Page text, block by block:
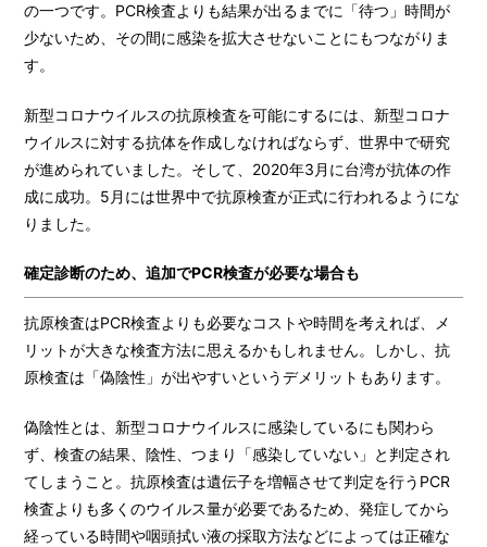
の一つです。PCR検査よりも結果が出るまでに「待つ」時間が
少ないため、その間に感染を拡大させないことにもつながりま
す。
新型コロナウイルスの抗原検査を可能にするには、新型コロナ
ウイルスに対する抗体を作成しなければならず、世界中で研究
が進められていました。そして、2020年3月に台湾が抗体の作
成に成功。5月には世界中で抗原検査が正式に行われるようにな
りました。
確定診断のため、追加でPCR検査が必要な場合も
抗原検査はPCR検査よりも必要なコストや時間を考えれば、メ
リットが大きな検査方法に思えるかもしれません。しかし、抗
原検査は「偽陰性」が出やすいというデメリットもあります。
偽陰性とは、新型コロナウイルスに感染しているにも関わら
ず、検査の結果、陰性、つまり「感染していない」と判定され
てしまうこと。抗原検査は遺伝子を増幅させて判定を行うPCR
検査よりも多くのウイルス量が必要であるため、発症してから
経っている時間や咽頭拭い液の採取方法などによっては正確な